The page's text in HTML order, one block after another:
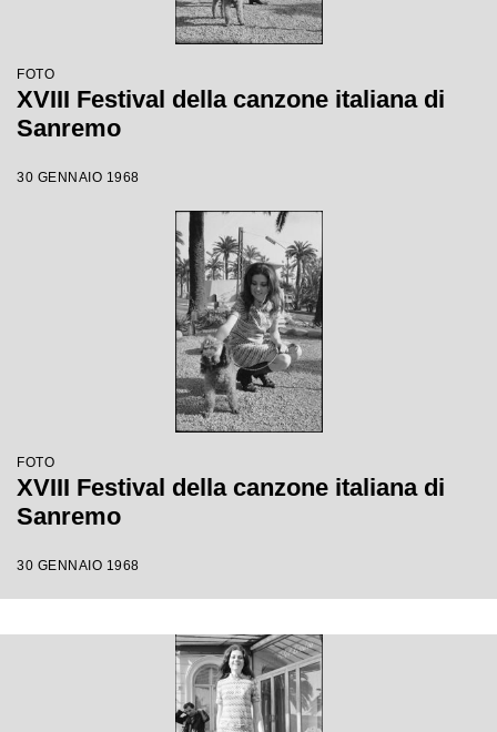
FOTO
XVIII Festival della canzone italiana di
Sanremo
30 GENNAIO 1968
FOTO
XVIII Festival della canzone italiana di
Sanremo
30 GENNAIO 1968